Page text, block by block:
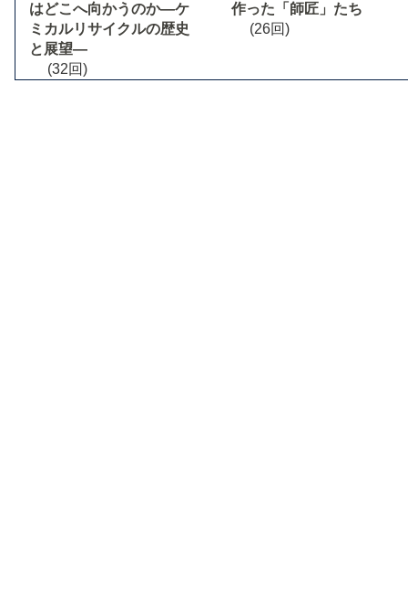
はどこへ向かうのか―ケ
ミカルリサイクルの歴史
と展望―
(32回)
作った「師匠」たち
(26回)